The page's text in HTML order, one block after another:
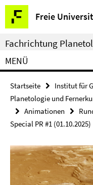
Springe
direkt
zu
Inhalt
Freie
Service-
Navigation
Fachrichtung
MENÜ
Startseite
Institut für
Planetologie und
Animationen
Special PR #1 (01.10.2025)